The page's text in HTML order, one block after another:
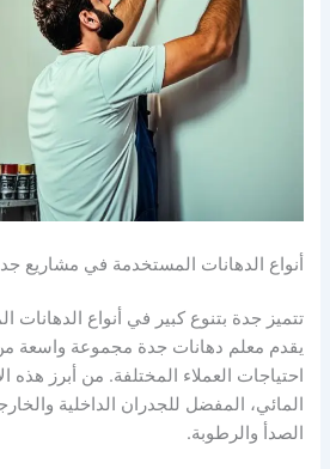
أنواع الدهانات المستخدمة في مشاريع
تتميز جدة بتنوع كبير في أنواع
يقدم معلم دهانات جدة مجموعة واسعة من
احتياجات العملاء المختلفة. من أبرز هذه
المائي، المفضل للجدران الداخلية
الصدأ والرطوبة.